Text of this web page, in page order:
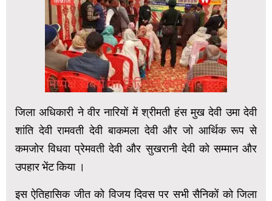
जिला अधिकारी ने वीर नारियों में श्रीमती हंस मुख देवी उमा देवी
शांति देवी रामवती देवी बाकमला देवी और जो आर्थिक रूप से
कमजोर विधवा प्रेमवती देवी और सुखरानी देवी को सम्मान और
उपहार भेंट किया ।
इस ऐतिहासिक जीत को विजय दिवस पर सभी सैनिकों को जिला